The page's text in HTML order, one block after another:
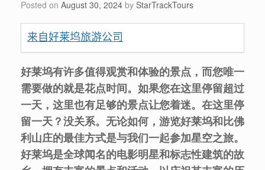
Posted on August 30, 2024 by StarTrackTours
来自好莱坞旅游公司
好莱坞有许多值得观赏和体验的景点，而您唯一
需要做的就是花点时间。如果您在这里停留超过
一天，这里也有足够的景点让您着迷。在这里停
留一天？没关系。无论如何，游览好莱坞和比佛
利山庄的最佳方式是与我们一起参加星空之旅。
好莱坞是全球闻名的电影明星和标志性建筑的故